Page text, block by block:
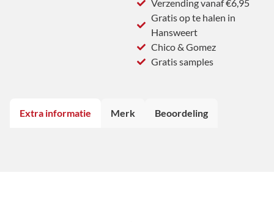
Verzending vanaf €6,95
Gratis op te halen in
Hansweert
Chico & Gomez
Gratis samples
Extra informatie Merk Beoordeling